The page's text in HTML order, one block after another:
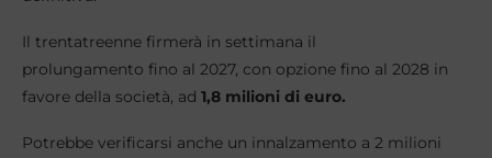
Il trentatreenne firmerà in settimana il
prolungamento fino al 2027, con opzione fino al 2028 in
favore della società, ad 1,8 milioni di euro.
Potrebbe verificarsi anche un innalzamento a 2 milioni